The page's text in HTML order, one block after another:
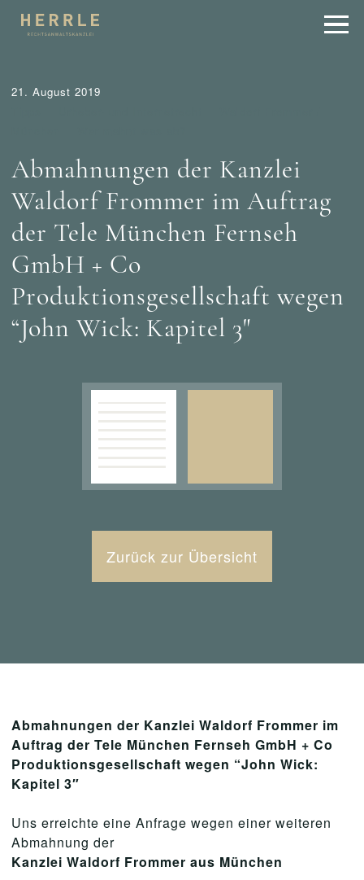
21. August 2019
Abmahnungen der Kanzlei
Waldorf Frommer im Auftrag
der Tele München Fernseh
GmbH + Co
Produktionsgesellschaft wegen
“John Wick: Kapitel 3"
Zurück zur Übersicht
Abmahnungen der Kanzlei Waldorf Frommer im
Auftrag der Tele München Fernseh GmbH + Co
Produktionsgesellschaft wegen “John Wick:
Kapitel 3″
Uns erreichte eine Anfrage wegen einer weiteren
Abmahnung der
Kanzlei Waldorf Frommer aus München